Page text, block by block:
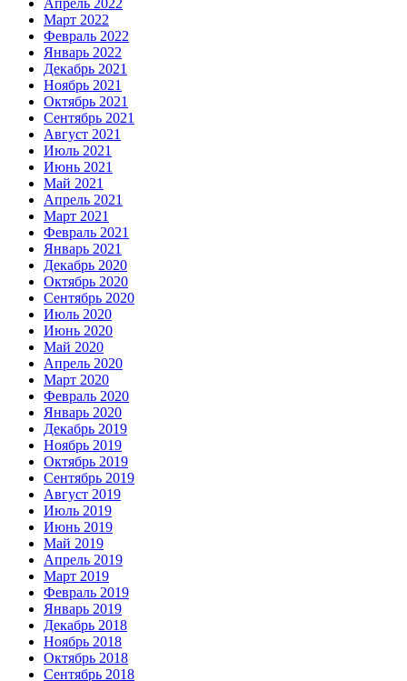
Апрель 2022
Март 2022
Февраль 2022
Январь 2022
Декабрь 2021
Ноябрь 2021
Октябрь 2021
Сентябрь 2021
Август 2021
Июль 2021
Июнь 2021
Май 2021
Апрель 2021
Март 2021
Февраль 2021
Январь 2021
Декабрь 2020
Октябрь 2020
Сентябрь 2020
Июль 2020
Июнь 2020
Май 2020
Апрель 2020
Март 2020
Февраль 2020
Январь 2020
Декабрь 2019
Ноябрь 2019
Октябрь 2019
Сентябрь 2019
Август 2019
Июль 2019
Июнь 2019
Май 2019
Апрель 2019
Март 2019
Февраль 2019
Январь 2019
Декабрь 2018
Ноябрь 2018
Октябрь 2018
Сентябрь 2018